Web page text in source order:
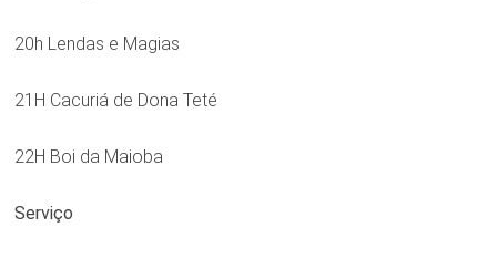
20h Lendas e Magias
21H Cacuriá de Dona Teté
22H Boi da Maioba
Serviço